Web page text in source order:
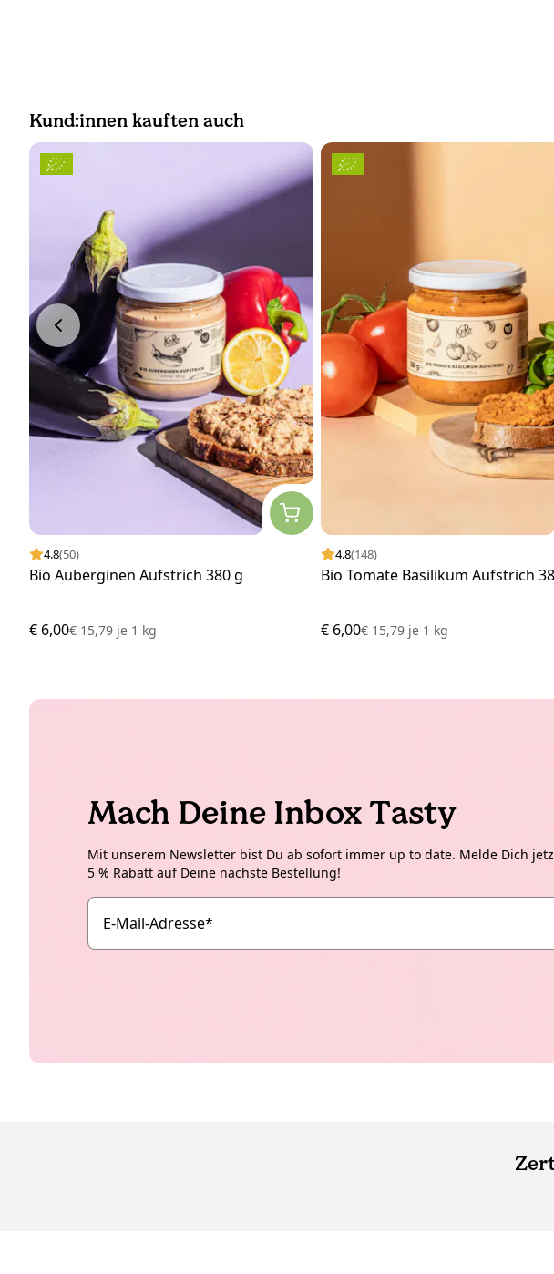
Kund:innen kauften auch
4.8(50)
Bio Auberginen Aufstrich 380 g
€ 6,00€ 15,79 je 1 kg
4.8(148)
Bio Tomate Basilikum Aufstrich
€ 6,00€ 15,79 je 1 kg
Mach Deine Inbox Tasty
Mit unserem Newsletter bist Du ab sofort immer up to date. Melde Dich
5 % Rabatt auf Deine nächste Bestellung!
E-Mail-Adresse*